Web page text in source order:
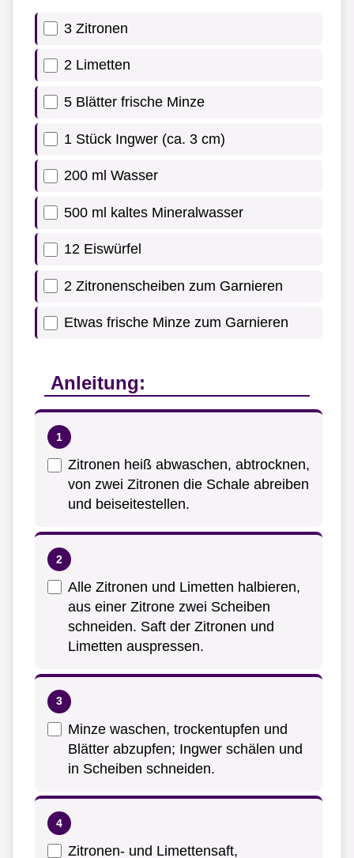
3 Zitronen
2 Limetten
5 Blätter frische Minze
1 Stück Ingwer (ca. 3 cm)
200 ml Wasser
500 ml kaltes Mineralwasser
12 Eiswürfel
2 Zitronenscheiben zum Garnieren
Etwas frische Minze zum Garnieren
Anleitung:
Zitronen heiß abwaschen, abtrocknen,
von zwei Zitronen die Schale abreiben
und beiseitestellen.
Alle Zitronen und Limetten halbieren,
aus einer Zitrone zwei Scheiben
schneiden. Saft der Zitronen und
Limetten auspressen.
Minze waschen, trockentupfen und
Blätter abzupfen; Ingwer schälen und
in Scheiben schneiden.
Zitronen- und Limettensaft,